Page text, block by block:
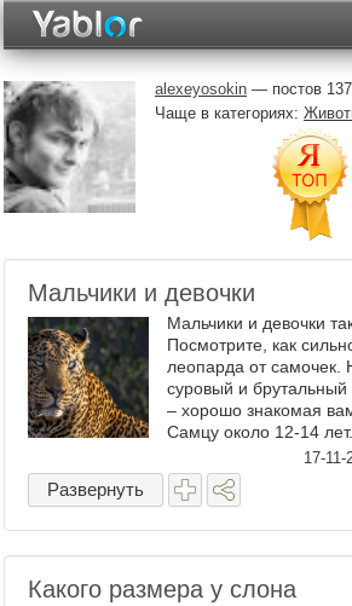
Неделя
Месяц
Рейтинги
Архив
Видеотоп
alexeyosokin — постов
Чаще в категориях:
Мальчики и девочки
Мальчики и девочки
Посмотрите, как
леопарда от
суровый и
– хорошо знакомая
Самцу около 12-14
Самочке на момент
Вес до 30кг. Что ...
17-11-
Развернуть
Какого размера у слона